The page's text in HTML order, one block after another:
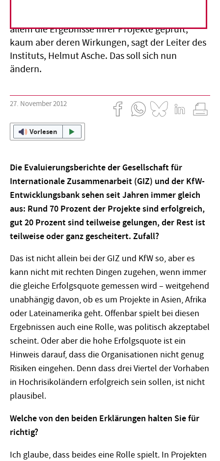
allem die Ergebnisse ihrer Projekte geprüft,
kaum aber deren Wirkungen, sagt der Leiter des
Instituts, Helmut Asche. Das soll sich nun
ändern.
27. November 2012
Vorlesen
Die Evaluierungsberichte der Gesellschaft für
Internationale Zusammenarbeit (GIZ) und der KfW-
Entwicklungsbank sehen seit Jahren immer gleich
aus: Rund 70 Prozent der Projekte sind erfolgreich,
gut 20 Prozent sind teilweise gelungen, der Rest ist
teilweise oder ganz gescheitert. Zufall?
Das ist nicht allein bei der GIZ und KfW so, aber es
kann nicht mit rechten Dingen zugehen, wenn immer
die gleiche Erfolgsquote gemessen wird – weitgehend
unabhängig davon, ob es um Projekte in Asien, Afrika
oder Lateinamerika geht. Offenbar spielt bei diesen
Ergebnissen auch eine Rolle, was politisch akzeptabel
scheint. Oder aber die hohe Erfolgsquote ist ein
Hinweis darauf, dass die Organisationen nicht genug
Risiken eingehen. Denn dass drei Viertel der Vorhaben
in Hochrisikoländern erfolgreich sein sollen, ist nicht
plausibel.
Welche von den beiden Erklärungen halten Sie für
richtig?
Ich glaube, dass beides eine Rolle spielt. In Projekten